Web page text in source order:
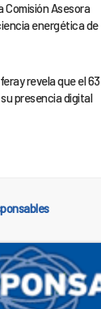
Comisión Asesora
energética de
revela que el 63
presencia digital